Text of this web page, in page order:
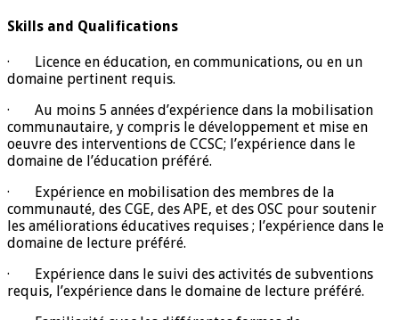
Skills and Qualifications
· Licence en éducation, en communications, ou en un
domaine pertinent requis.
· Au moins 5 années d’expérience dans la mobilisation
communautaire, y compris le développement et mise en
oeuvre des interventions de CCSC; l’expérience dans le
domaine de l’éducation préféré.
· Expérience en mobilisation des membres de la
communauté, des CGE, des APE, et des OSC pour soutenir
les améliorations éducatives requises ; l’expérience dans le
domaine de lecture préféré.
· Expérience dans le suivi des activités de subventions
requis, l’expérience dans le domaine de lecture préféré.